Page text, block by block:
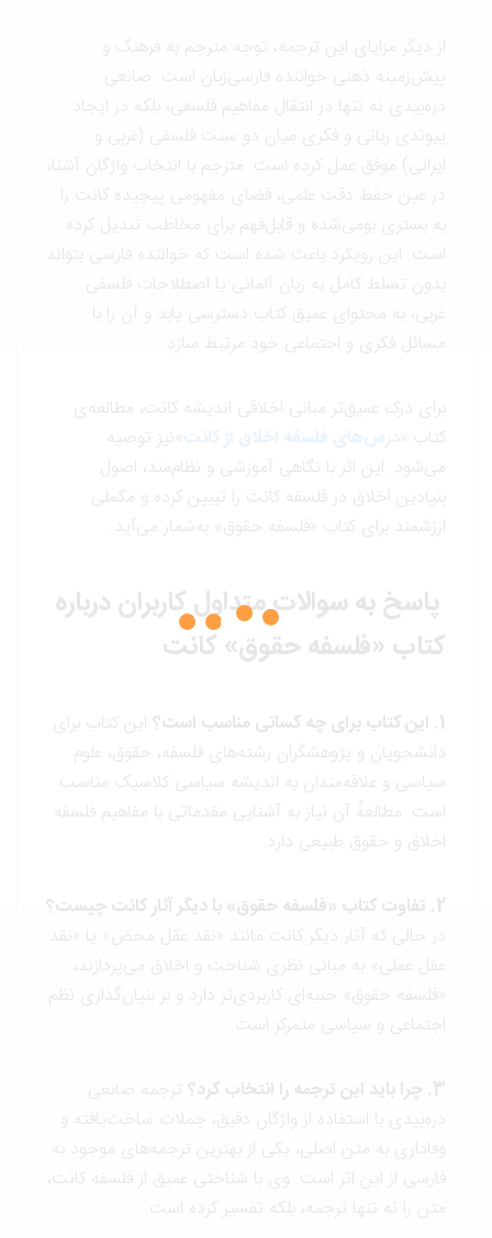
از دیگر مزایای این ترجمه، توجه مترجم به فرهنگ و
پیش‌زمینه ذهنی خواننده فارسی‌زبان است. صانعی
دره‌بیدی نه تنها در انتقال مفاهیم فلسفی، بلکه در ایجاد
پیوندی زبانی و فکری میان دو سنت فلسفی (غربی و
ایرانی) موفق عمل کرده است. مترجم با انتخاب واژگان آشنا،
در عین حفظ دقت علمی، فضای مفهومی پیچیده کانت را
به بستری بومی‌شده و قابل‌فهم برای مخاطب تبدیل کرده
است. این رویکرد باعث شده است که خواننده فارسی بتواند
بدون تسلط کامل به زبان آلمانی یا اصطلاحات فلسفی
غربی، به محتوای عمیق کتاب دسترسی یابد و آن را با
مسائل فکری و اجتماعی خود مرتبط سازد.
برای درک عمیق‌تر مبانی اخلاقی اندیشه کانت، مطالعه‌ی
کتاب «درس‌های فلسفه اخلاق از کانت
»نیز توصیه
می‌شود. این اثر با نگاهی آموزشی و نظام‌مند، اصول
بنیادین اخلاق در فلسفه کانت را تبیین کرده و مکملی
ارزشمند برای کتاب «فلسفه حقوق» به‌شمار می‌آید.
پاسخ به سوالات متداول کاربران درباره
کتاب «فلسفه حقوق» کانت
این کتاب برای
دانشجویان و پژوهشگران رشته‌های فلسفه، حقوق، علوم
سیاسی و علاقه‌مندان به اندیشه سیاسی کلاسیک مناسب
است. مطالعهٔ آن نیاز به آشنایی مقدماتی با مفاهیم فلسفه
اخلاق و حقوق طبیعی دارد.
در حالی که آثار دیگر کانت مانند «نقد عقل محض» یا «نقد
عقل عملی» به مبانی نظری شناخت و اخلاق می‌پردازند،
«فلسفه حقوق» جنبه‌ای کاربردی‌تر دارد و بر بنیان‌گذاری نظم
اجتماعی و سیاسی متمرکز است.
ترجمه صانعی
دره‌بیدی با استفاده از واژگان دقیق، جملات ساخت‌یافته و
وفاداری به متن اصلی، یکی از بهترین ترجمه‌های موجود به
فارسی از این اثر است. وی با شناختی عمیق از فلسفه کانت،
متن را نه تنها ترجمه، بلکه تفسیر کرده است.